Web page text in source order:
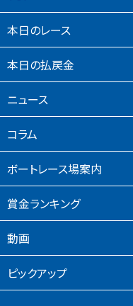
本⽇のレース
本⽇の払戻⾦
ニュース
コラム
ボートレース場案内
賞⾦ランキング
動画
ピックアップ